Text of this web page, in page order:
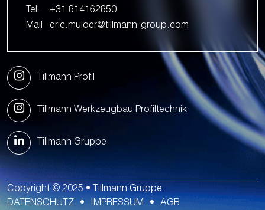
Tel.
+31 614162650
Mail
eric.mulder@tillmann-group.com
Tillmann Profil
Tillmann Werkzeugbau Profiltechnik
Tillmann Gruppe
Copyright © 2025 • Tillmann Gruppe.
DATENSCHUTZ
IMPRESSUM AGB